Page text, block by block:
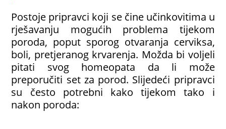
Postoje pripravci koji se čine učinkovitima u
rješavanju mogućih problema tijekom
poroda, poput sporog otvaranja cerviksa,
boli, pretjeranog krvarenja. Možda bi voljeli
pitati svog homeopata da li može
preporučiti set za porod. Slijedeći pripravci
su često potrebni kako tijekom tako i
nakon poroda: